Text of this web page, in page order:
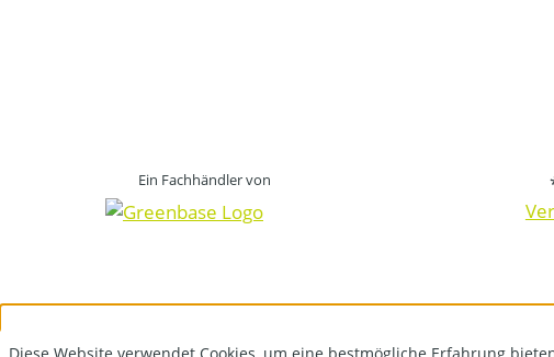
Ein Fachhändler von